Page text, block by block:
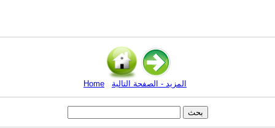
Home المزيد - الصفحة التالية